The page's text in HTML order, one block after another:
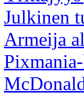
Julkinen
Armeija